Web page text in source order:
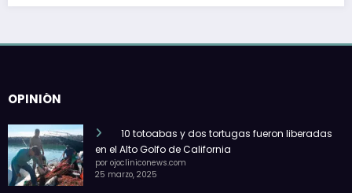
OPINIÓN
10 totoabas y dos tortugas fueron liberadas
en el Alto Golfo de California
por ojocliniconews.com
25 marzo, 2025